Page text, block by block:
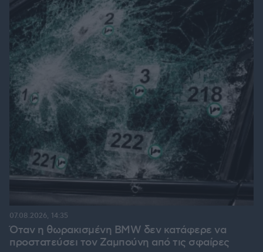
Όταν η θωρακισμένη BMW δεν κατάφερε να
προστατεύσει τον Ζαμπούνη από τις σφαίρες
07.08.2026, 14:35